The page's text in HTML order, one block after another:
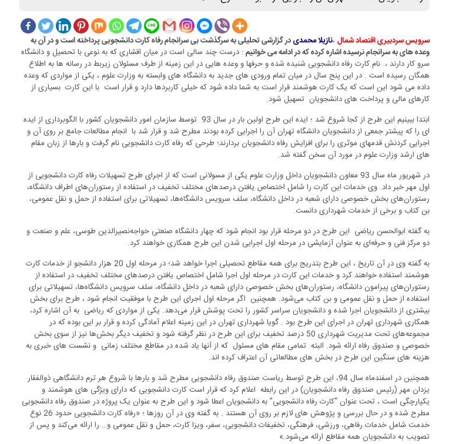
سرویس سردبیریاقتصاد شمال ،نازیلا محمدی در گزارشی تحلیلی به سرگذشت بی سرانجام رفاه کارت دانشجویی پرداخته است و در آن به
وعده های به سرانجام نرسیده اشاره کرده که در ادامه می خوانیم : درست چند سالی است در میان اقشاری که به نوعی با تحصیل و دانشگاه
سرو کار دارند ، نام کارت رفاه دانشجویی شنیده شده و حرفها و وعده هایی در این زمینه از طرف مسئولان زیربط در رسانه ها به اطلاع
همگان رسیده است . در این پنج سال در میان تمام ورودی های جدید به دانشگاه های وابسته به وزارت علوم ، یکی از مواردی که وعده
داده می شود این است که یک کارت هوشمند قرار است به شما داده شود که خیلی کاربردها دارد و قرار است با این کارت بسیاری از
کارهای مالی و پرداخت های دانشجویان تسهیل شود.
ابتدا ببینیم این طرح از کجا شروع شد ؛ ایده این طرح اولین بار در سال 93 توسط سازمان امور دانشجویان کشور با الگوبرداری از ایده
ای را که پیشتر جمعی از دانشجویان دانشگاه تهران آن را اجرایی کرده بودند مطرح شد و قرار شد با انجام مطالعات جامع بر روی آن و
اجرایی کردنش قدمهای موثری را برای افزایش رفاه دانشجویان بردارند؛ طرحی که رفاه کارت دانشجویی نام گرفت و بارها از زبان مقام
های ارشد وزارت علوم در مورد آن سخن گفته شد.
در شهریور ماه سال 93 معاون دانشجویان داخل وزارت علوم یکی از مسولانی است که از اجرای طرح تسهیلات رفاه کارت دانشجویی از
اول مهر خبر داد. وی خدمات این کارت را شامل اختصاص یافتن درصدهای مختلف تخفیف در استفاده از رستوران‌های اطراف دانشگاه،
رستوران‌های بخش خصوصی دارای شعبه در داخل دانشگاه، سلف سرویس دانشگاه‌ها، تسهیلاتی برای استفاده از حمل و نقل عمومی،
بن کتاب و برخی از خدمات شهرداری دانست.
به گفته ابوالحسن ریاضی این طرح در دو مرحله قرار بود انجام ‌شود که چهار دانشگاه‌ صنعتی خواجه‌نصیرالدین طوسی، علم و صنعت و
دو مرکز فنی و حرفه‌ای به عنوان آزمایشی در مرحله اول اجرایی شدن این طرح همکاری خواهند کرد.
به گفته وی در آن تاریخ ، این طرح بتدریج برای همه مقاطع تحصیلی اجرا خواهد شد؛ در مرحله اول 20 هزار دانشجو از خدمات کارت
هوشمند استفاده خواهند کرد و خدمات این کارت در مرحله اول اجرا شامل اختصاص یافتن درصدهای مختلف تخفیف در استفاده از
رستوران‌های پیرامون دانشگاه، رستوران‌های بخش خصوصی دارای شعبه در داخل دانشگاه، سلف سرویس دانشگاه‌ها، تسهیلاتی برای
استفاده از حمل و نقل عمومی و بن کتاب می‌شود. همچنین اگر مرحله اول اجرای این طرح با موفقیت انجام شود ، طرح برای بخش
بیشتری از دانشجویان اجرا شده و دانشجویان سراسر کشور را تحت پوشش قرار می‌دهد. یکی از مواردی که ریاضی به آن اشاره کرد،
همکاری شهرداری تهران در اجرای این طرح بود . گویا شهرداری تهران در این زمینه اعلام آمادگی کرده و قرار بر این بوده که در
مجموعه‌های تحت مدیریت شهرداری 50 درصد تخفیف برای این طرح در نظر گرفته شود و تخفیف دیگر بخش‌ها نیز از سوی بخش
خصوصی و صندوق رفاه ارائه شود. البته تمامی مقام های مسئول که از آنها یاد شده در مقاطع مختلف زمانی و نشست های خبری به
هزینه های سنگین این طرح در بخش های مطالعاتی آن اعتراف کرده اند.
همچنین در اسفندماه سال 94، این طرح توسط ریاست صندوق رفاه دانشجویی مطرح شد و بارها با شروع هر ترم دانشگاهی ذوالفقار
یزدان مهر (رئیس صندوق رفاه دانشجویان) در این رابطه اعلام کرد که قرار است کارت دانشجویی که دارای ویژگی های هوشمند و
یکپارچگی است ، تحت عنوان “کارت رفاه دانشجویی” به دانشجویان اعطا شود و این طرح به عنوان یک پروژه در صندوق رفاه دانشجویی
مطرح شده و در حال بررسی و پژوهش های لازم بر روی آن هستند . به گفته وی در آن روزها ؛ «رفاه کارت دانشجویی حدود 26 نوع
خدمت شامل خدمات رفاهی، ورزشی، فرهنگی، تخفیفات دانشجویی، سفر، ویزا کارت، حمل و نقل عمومی و… را ارائه می‌کند و پس از
تصویب به دانشجویان همه مقاطع ارائه می‌شود.»